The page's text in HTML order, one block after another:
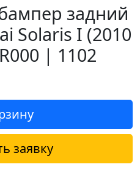
задний
Solaris I (2010
| 1102
заявку